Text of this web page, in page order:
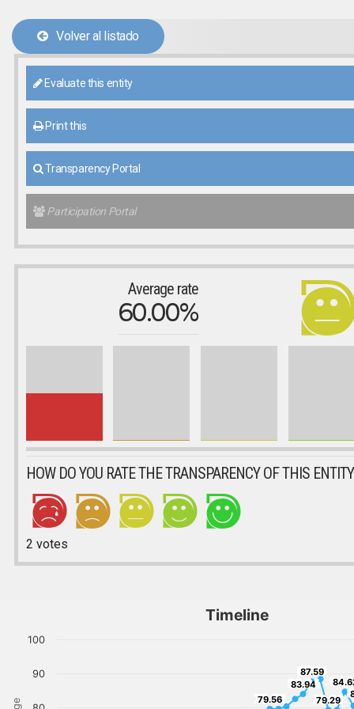
Volver al listado
Evaluate this entity
Print this
Transparency Portal
Participation Portal
Average rate
60.00%
HOW DO YOU RATE THE TRANSPARENCY OF THIS
2 votes
Timeline
79.56
79.56
83.94
83.94
87.59
87.59
79.29
79.29
90
100